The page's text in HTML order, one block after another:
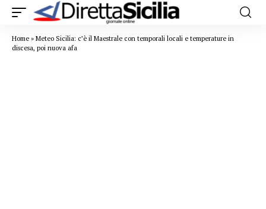
Home » Meteo Sicilia: c’è il Maestrale con temporali locali e temperature in
discesa, poi nuova afa